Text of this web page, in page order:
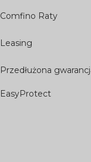
Comfino Raty
Leasing
Przedłużona
EasyProtect